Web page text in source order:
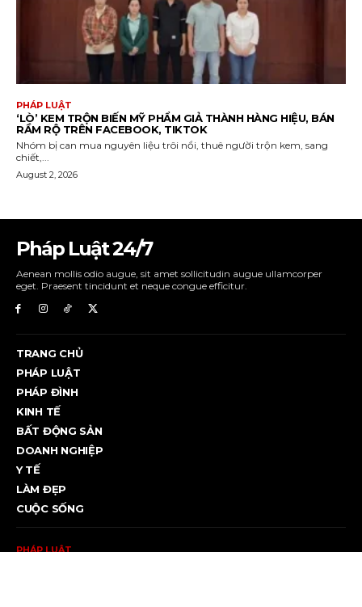
Pháp Luật 24/7
Aenean mollis odio augue, sit amet sollicitudin augue ullamcorper
eget. Praesent tincidunt et neque congue efficitur.
TRANG CHỦ
PHÁP LUẬT
PHÁP ĐÌNH
KINH TẾ
BẤT ĐỘNG SẢN
DOANH NGHIỆP
Y TẾ
LÀM ĐẸP
CUỘC SỐNG
PHÁP LUẬT